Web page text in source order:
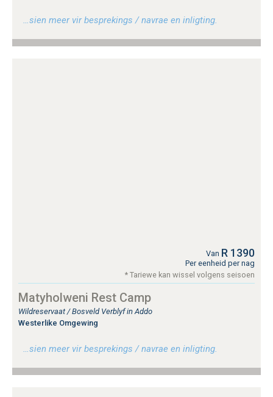
…sien meer vir besprekings / navrae en inligting.
Van R 1390
Per eenheid per nag
* Tariewe kan wissel volgens seisoen
Matyholweni Rest Camp
Wildreservaat / Bosveld Verblyf in Addo
Westerlike Omgewing
…sien meer vir besprekings / navrae en inligting.